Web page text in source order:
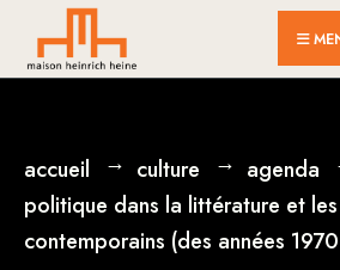
accueil culture agenda
politique dans la littérature et
contemporains (des années